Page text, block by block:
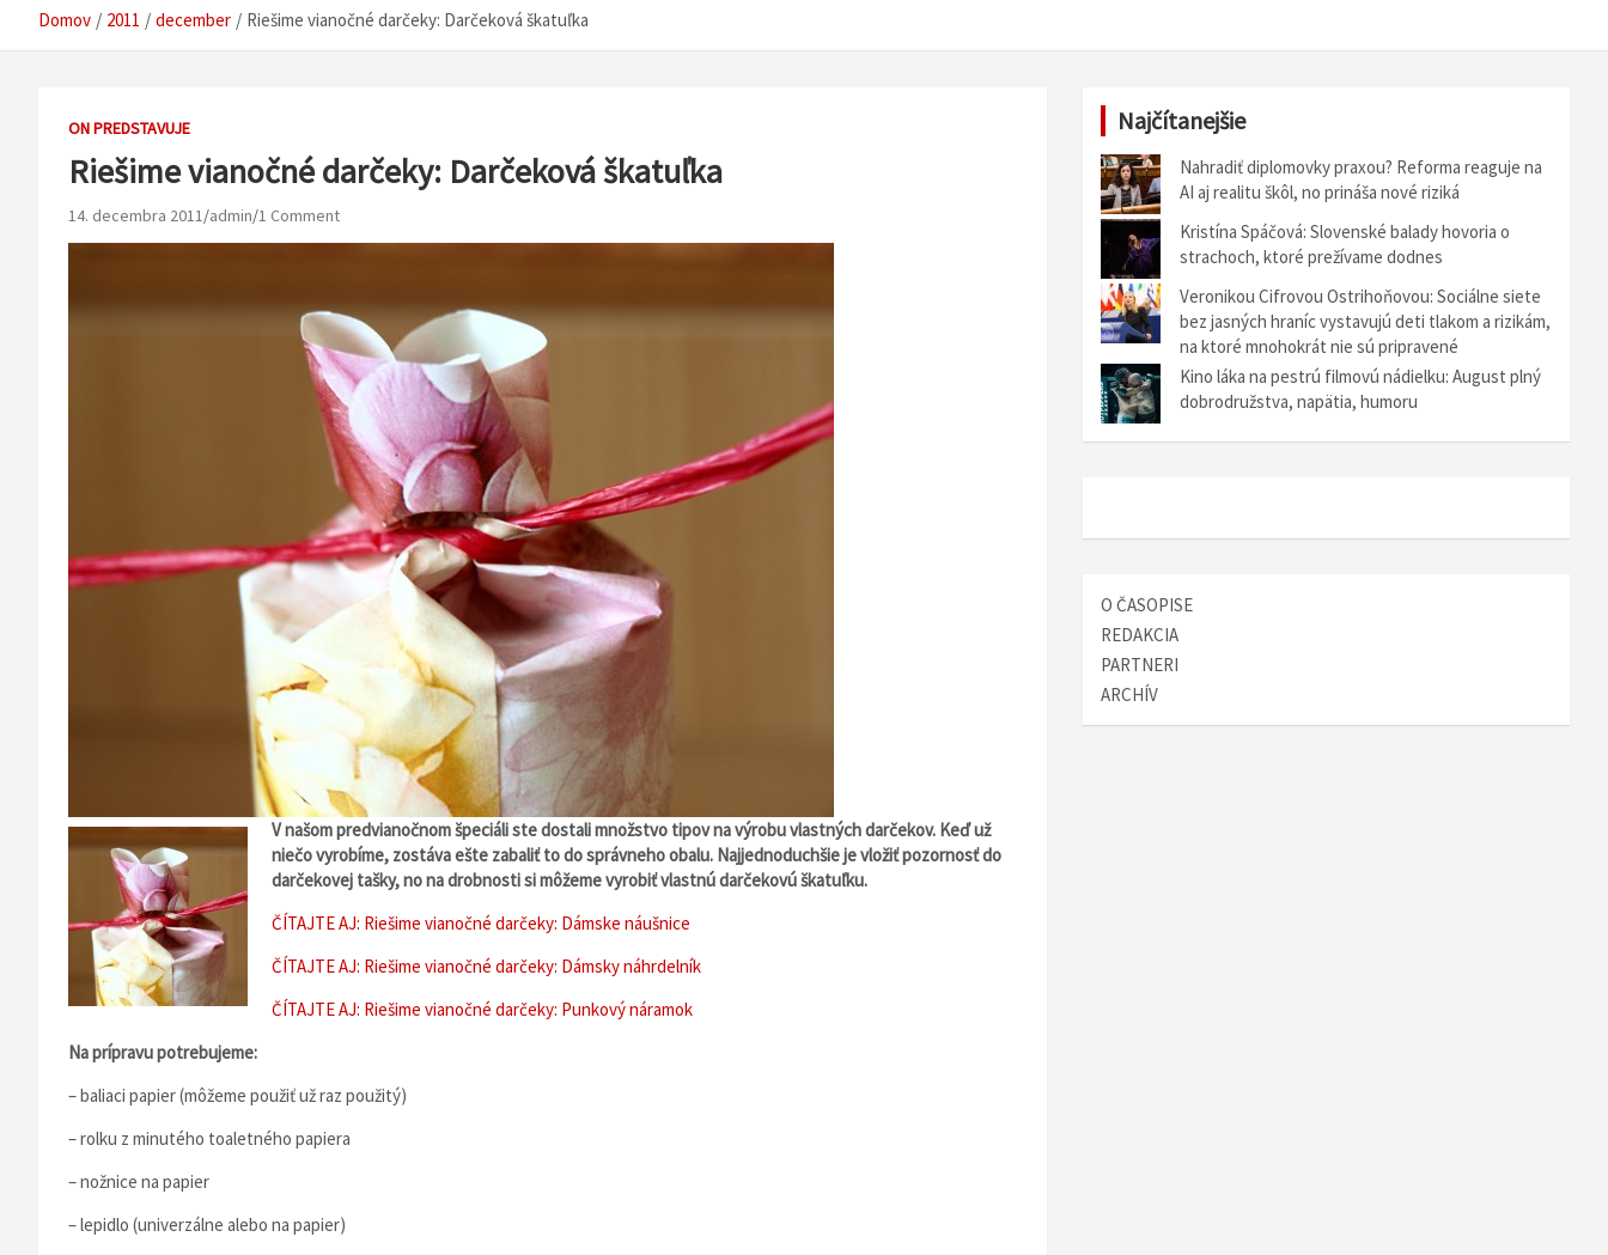
Domov 2011 december Riešime vianočné darčeky: Darčeková škatuľka
ON PREDSTAVUJE
Riešime vianočné darčeky: Darčeková škatuľka
14. decembra 2011 admin 1 Comment
V našom predvianočnom špeciáli ste dostali množstvo tipov na výrobu vlastných darčekov. Keď už
niečo vyrobíme, zostáva ešte zabaliť to do správneho obalu. Najjednoduchšie je vložiť pozornosť do
darčekovej tašky, no na drobnosti si môžeme vyrobiť vlastnú darčekovú škatuľku.
ČÍTAJTE AJ: Riešime vianočné darčeky: Dámske náušnice
ČÍTAJTE AJ: Riešime vianočné darčeky: Dámsky náhrdelník
ČÍTAJTE AJ: Riešime vianočné darčeky: Punkový náramok
Na prípravu potrebujeme:
– baliaci papier (môžeme použiť už raz použitý)
– rolku z minutého toaletného papiera
– nožnice na papier
– lepidlo (univerzálne alebo na papier)
Najčítanejšie
Nahradiť diplomovky praxou? Reforma reaguje na
AI aj realitu škôl, no prináša nové riziká
Kristína Spáčová: Slovenské balady hovoria o
strachoch, ktoré prežívame dodnes
Veronikou Cifrovou Ostrihoňovou: Sociálne siete
bez jasných hraníc vystavujú deti tlakom a rizikám,
na ktoré mnohokrát nie sú pripravené
Kino láka na pestrú filmovú nádielku: August plný
dobrodružstva, napätia, humoru
O ČASOPISE
REDAKCIA
PARTNERI
ARCHÍV